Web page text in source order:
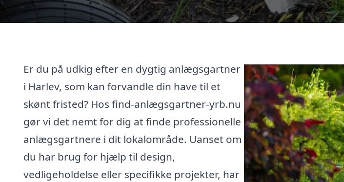
Er du på udkig efter en dygtig anlægsgartner
i Harlev, som kan forvandle din have til et
skønt fristed? Hos find-anlægsgartner-yrb.nu
gør vi det nemt for dig at finde professionelle
anlægsgartnere i dit lokalområde. Uanset om
du har brug for hjælp til design,
vedligeholdelse eller specifikke projekter, har